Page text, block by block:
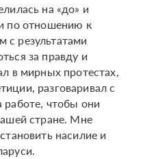
на «до» и
по отношению к
результатами
за правду и
в мирных протестах,
разговаривал с
работе, чтобы они
стране. Мне
насилие и